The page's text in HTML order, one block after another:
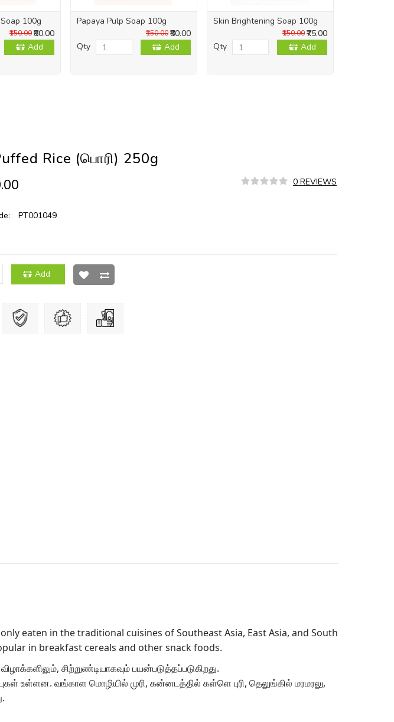
100g
₹80.00
₹150.00
Add
Papaya Pulp Soap 100g
₹80.00
₹150.00
Qty Add
Skin Brightening Soap 100g
₹75.00
₹150.00
Qty Add
Rice (பொரி) 250g
0 REVIEWS
PT001049
Add
eaten in the traditional cuisines of Southeast Asia, East Asia, and South
in breakfast cereals and other snack foods.
சிற்றுண்டியாகவும் பயன்படுத்தப்படுகிறது.
உள்ளன. வங்காள மொழியில் முரி, கன்னடத்தில் கள்ளெ புரி, தெலுங்கில் மரமரலு,